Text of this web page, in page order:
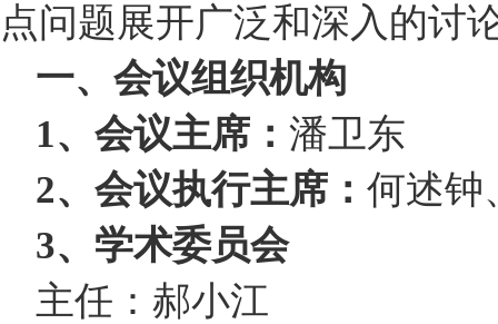
点问题展开广泛和深入的讨
一、会议组织机构
1、会议主席： 潘卫东
2、会议执行主席： 何述钟
3、学术委员会
主任：郝小江